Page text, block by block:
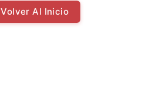
Volver Al Inicio